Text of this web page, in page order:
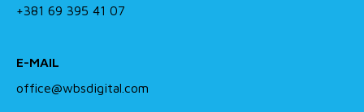
+381 69 395 41 07
E-MAIL
office@wbsdigital.com